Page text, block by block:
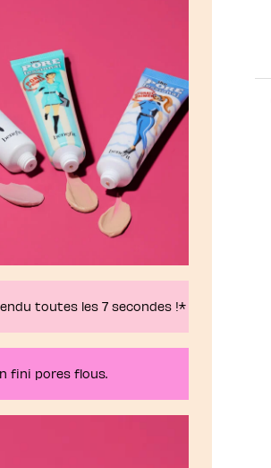
toutes les 7 secondes !*
fini pores flous.